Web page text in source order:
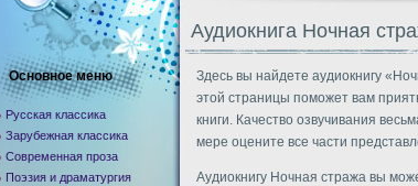
Аудиокнига Ночная
Здесь вы найдете аудиокнигу
этой страницы поможет вам
книги. Качество озвучивания
мере оцените все части
Аудиокнигу Ночная стража вы
Основное меню
Русская классика
Зарубежная классика
Современная проза
Поэзия и драматургия